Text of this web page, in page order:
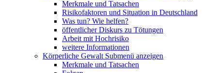
Merkmale und Tatsachen
Risikofaktoren und Situation in Deutschland
Was tun? Wie helfen?
öffentlicher Diskurs zu Tötungen
Arbeit mit Hochrisiko
weitere Informationen
Körperliche Gewalt Submenü anzeigen
Merkmale und Tatsachen